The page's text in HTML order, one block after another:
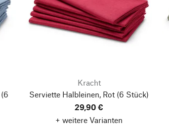
(6
Kracht
Serviette Halbleinen, Rot (6 Stück)
29,90 €
+ weitere Varianten